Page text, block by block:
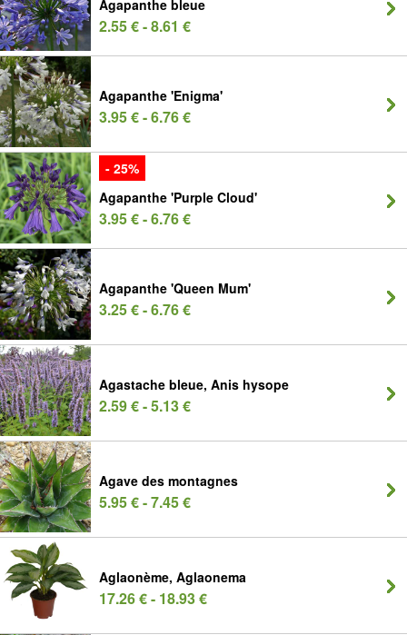
Agapanthe bleue
2.55 € - 8.61 €
Agapanthe 'Enigma'
3.95 € - 6.76 €
- 25%
Agapanthe 'Purple Cloud'
3.95 € - 6.76 €
Agapanthe 'Queen Mum'
3.25 € - 6.76 €
Agastache bleue, Anis hysope
2.59 € - 5.13 €
Agave des montagnes
5.95 € - 7.45 €
Aglaonème, Aglaonema
17.26 € - 18.93 €